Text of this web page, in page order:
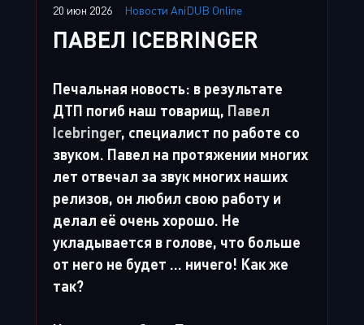
20 июн 2026 Новости AniDUB Online
ПАВЕЛ ICEBRINGER
Печальная новость: в результате
ДТП погиб наш товарищ, Павел
Icebringer, специалист по работе со
звуком. Павел на протяжении многих
лет отвечал за звук многих наших
релизов, он любил свою работу и
делал её очень хорошо. Не
укладывается в голове, что больше
от него не будет ... ничего! Как же
так?